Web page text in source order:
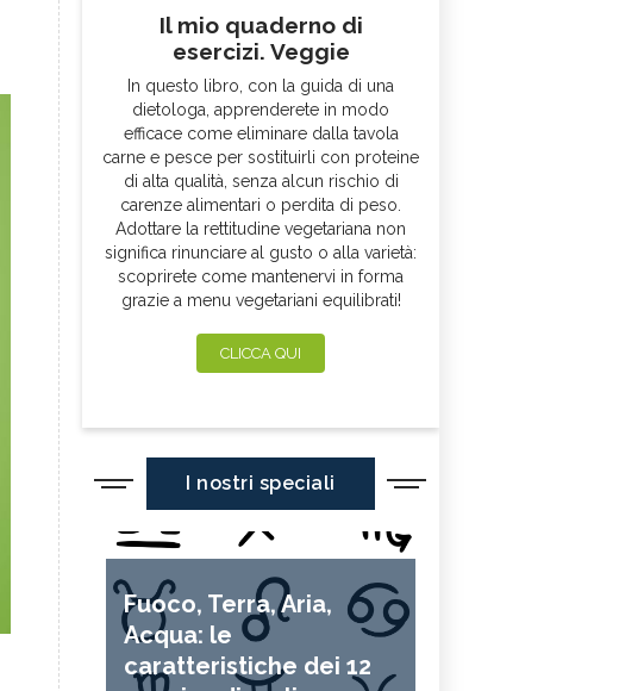
Il mio quaderno di
esercizi. Veggie
In questo libro, con la guida di una
dietologa, apprenderete in modo
efficace come eliminare dalla tavola
carne e pesce per sostituirli con proteine
di alta qualità, senza alcun rischio di
carenze alimentari o perdita di peso.
Adottare la rettitudine vegetariana non
significa rinunciare al gusto o alla varietà:
scoprirete come mantenervi in forma
grazie a menu vegetariani equilibrati!
CLICCA QUI
I nostri speciali
Fuoco, Terra, Aria,
Acqua: le
caratteristiche dei 12